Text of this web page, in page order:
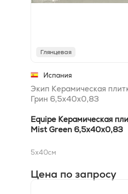
Глянцевая
Испания
Экип Керамическая
Грин 6,5x40x0,83
Equipe Керамическая
Mist Green 6,5x40x0,83
5x40см
Цена по запросу